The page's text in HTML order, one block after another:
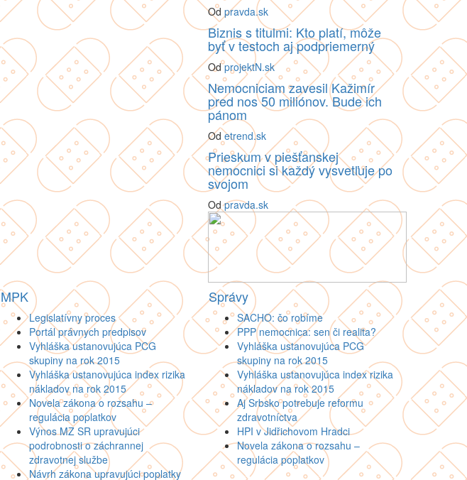
Odpravda.sk
Biznis s titulmi: Kto platí, môže
byť v testoch aj podpriemerný
OdprojektN.sk
Nemocniciam zavesil Kažimír
pred nos 50 miliónov. Bude ich
pánom
Odetrend.sk
Prieskum v piešťanskej
nemocnici si každý vysvetľuje po
svojom
Odpravda.sk
MPK
Legislatívny proces
Portál právnych predpisov
Vyhláška ustanovujúca PCG
skupiny na rok 2015
Vyhláška ustanovujúca index rizika
nákladov na rok 2015
Novela zákona o rozsahu –
regulácia poplatkov
Výnos MZ SR upravujúci
podrobnosti o záchrannej
zdravotnej službe
Návrh zákona upravujúci poplatky
Správy
SACHO: čo robíme
PPP nemocnica: sen či realita?
Vyhláška ustanovujúca PCG
skupiny na rok 2015
Vyhláška ustanovujúca index rizika
nákladov na rok 2015
Aj Srbsko potrebuje reformu
zdravotníctva
HPI v Jidřichovom Hradci
Novela zákona o rozsahu –
regulácia poplatkov